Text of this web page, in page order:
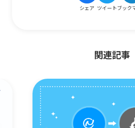
シェア ツイートブック
関連記事